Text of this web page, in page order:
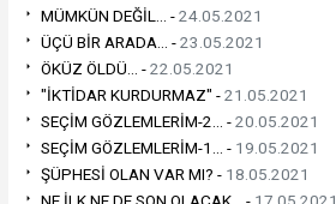
MÜMKÜN DEĞİL... -24.05.2021
ÜÇÜ BİR ARADA... -23.05.2021
ÖKÜZ ÖLDÜ... -22.05.2021
"İKTİDAR KURDURMAZ" -21.05.2021
SEÇİM GÖZLEMLERİM-2... -20.05.2021
SEÇİM GÖZLEMLERİM-1... - 19.05.2021
ŞÜPHESİ OLAN VAR MI? - 18.05.2021